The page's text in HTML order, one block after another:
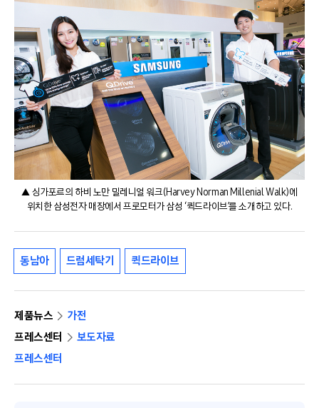
▲ 싱가포르의 하비 노만 밀레니얼 워크(Harvey Norman Millenial Walk)에
위치한 삼성전자 매장에서 프로모터가 삼성 ‘퀵드라이브’를 소개하고 있다.
동남아 드럼세탁기 퀵드라이브
제품뉴스
가전
프레스센터
보도자료
프레스센터